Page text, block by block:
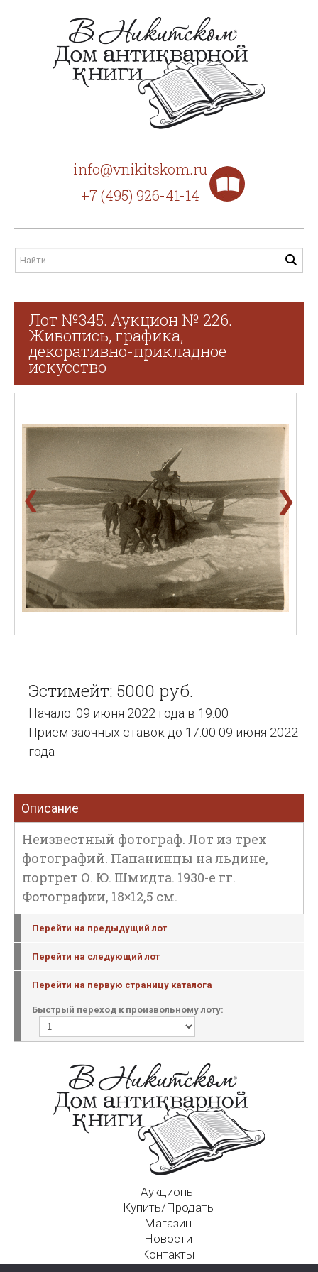
info@vnikitskom.ru
+7 (495) 926-41-14
Лот №345. Аукцион № 226.
Живопись, графика,
декоративно-прикладное
искусство
❮ ❯
Эстимейт: 5000 руб.
Начало: 09 июня 2022 года в 19:00
Прием заочных ставок до 17:00 09 июня 2022
года
Описание
Неизвестный фотограф. Лот из трех
фотографий. Папанинцы на льдине,
портрет О. Ю. Шмидта. 1930-е гг.
Фотографии, 18×12,5 см.
Перейти на предыдущий лот
Перейти на следующий лот
Перейти на первую страницу каталога
Быстрый переход к произвольному лоту:
Аукционы
Купить/Продать
Магазин
Новости
Контакты